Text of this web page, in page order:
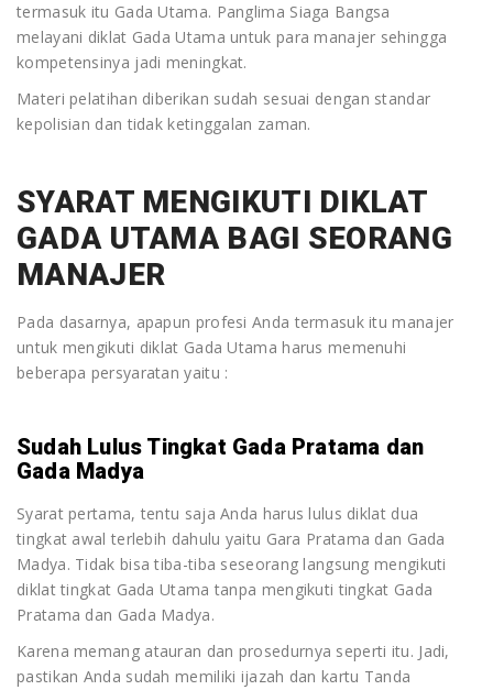
termasuk itu Gada Utama. Panglima Siaga Bangsa
melayani diklat Gada Utama untuk para manajer sehingga
kompetensinya jadi meningkat.
Materi pelatihan diberikan sudah sesuai dengan standar
kepolisian dan tidak ketinggalan zaman.
SYARAT MENGIKUTI DIKLAT
GADA UTAMA BAGI SEORANG
MANAJER
Pada dasarnya, apapun profesi Anda termasuk itu manajer
untuk mengikuti diklat Gada Utama harus memenuhi
beberapa persyaratan yaitu :
Sudah Lulus Tingkat Gada Pratama dan
Gada Madya
Syarat pertama, tentu saja Anda harus lulus diklat dua
tingkat awal terlebih dahulu yaitu Gara Pratama dan Gada
Madya. Tidak bisa tiba-tiba seseorang langsung mengikuti
diklat tingkat Gada Utama tanpa mengikuti tingkat Gada
Pratama dan Gada Madya.
Karena memang atauran dan prosedurnya seperti itu. Jadi,
pastikan Anda sudah memiliki ijazah dan kartu Tanda